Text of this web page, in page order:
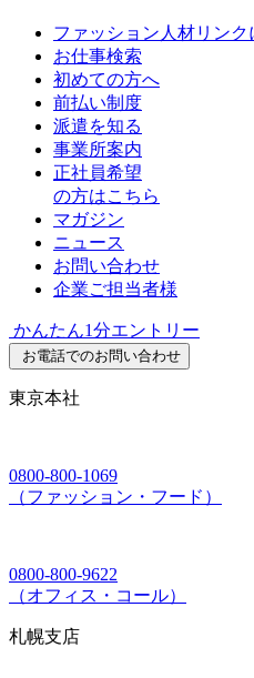
ファッション人材リンク
お仕事検索
初めての方へ
前払い制度
派遣を知る
事業所案内
正社員希望
の方はこちら
マガジン
ニュース
お問い合わせ
企業ご担当者様
かんたん1分エントリー
お電話でのお問い合わせ
東京本社
0800-800-1069
（ファッション・フード）
0800-800-9622
（オフィス・コール）
札幌支店